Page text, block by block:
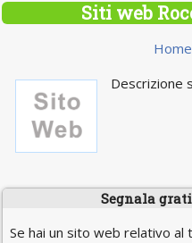
Siti web
Descrizione
Segnala
Se hai un sito web relativo al